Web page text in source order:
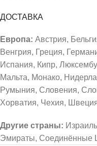
ДОСТАВКА
Европа: Австрия,
Венгрия, Греция,
Испания, Кипр,
Мальта, Монако,
Румыния, Словения,
Хорватия, Чехия,
Другие страны:
Эмираты, Соединённые